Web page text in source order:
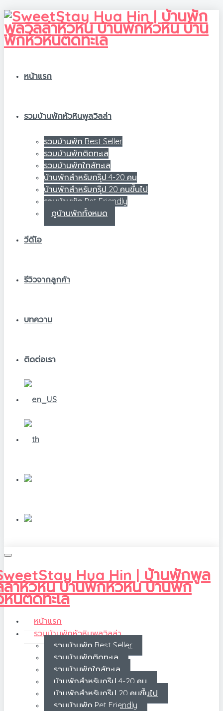
หน้าแรก
รวมบ้านพักหัวหินพูลวิลล่า
รวมบ้านพัก Best Seller
รวมบ้านพักติดทะเล
รวมบ้านพักใกล้ทะเล
บ้านพักสำหรับกรุ๊ป 4-20 คน
บ้านพักสำหรับกรุ๊ป 20 คนขึ้นไป
รวมบ้านพัก Pet Friendly
ดูบ้านพักทั้งหมด
วีดีโอ
รีวิวจากลูกค้า
บทความ
ติดต่อเรา
หน้าแรก
รวมบ้านพักหัวหินพูลวิลล่า
รวมบ้านพัก Best Seller
รวมบ้านพักติดทะเล
รวมบ้านพักใกล้ทะเล
บ้านพักสำหรับกรุ๊ป 4-20 คน
บ้านพักสำหรับกรุ๊ป 20 คนขึ้นไป
รวมบ้านพัก Pet Friendly